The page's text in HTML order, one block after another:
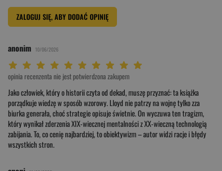
ZALOGUJ SIĘ, ABY DODAĆ OPINIĘ
anonim 10/06/2026
Twoja ocena: Arcydzieło 10/10"
Twoja ocena: Wybitna 9/10"
Twoja ocena: Rewelacyjna 8/10"
Twoja ocena: Bardzo dobra 7/10"
Twoja ocena: Dobra 6/10"
Twoja ocena: Przeciętna 5/10"
Twoja ocena: Może być 4/10"
Twoja ocena: Słaba 3/10"
Twoja ocena: Bardzo słaba 2/10"
Twoja ocena: Beznadziejna 1/10"
opinia recenzenta nie jest potwierdzona zakupem
Jako człowiek, który o historii czyta od dekad, muszę przyznać: ta książka
porządkuje wiedzę w sposób wzorowy. Lloyd nie patrzy na wojnę tylko zza
biurka generała, choć strategie opisuje świetnie. On wyczuwa ten tragizm,
który wynikał zderzenia XIX-wiecznej mentalności z XX-wieczną technologią
zabijania. To, co cenię najbardziej, to obiektywizm – autor widzi racje i błędy
wszystkich stron.